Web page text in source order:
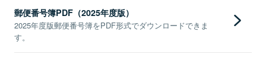
郵便番号簿PDF（2025年度版）
2025年度版郵便番号簿をPDF形式でダウンロードできま
す。